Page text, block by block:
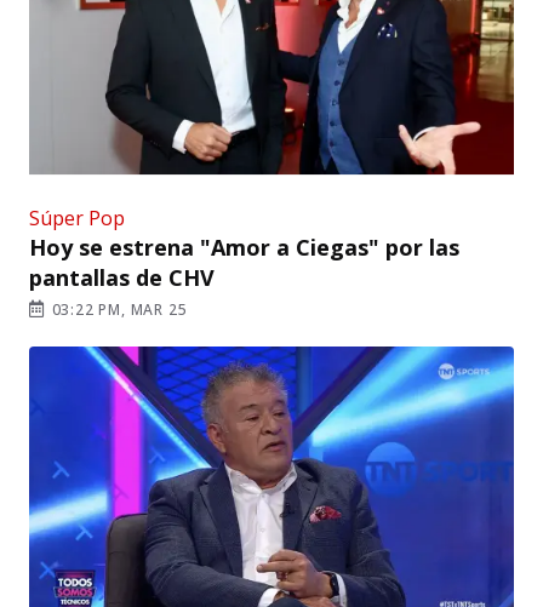
Súper Pop
Hoy se estrena "Amor a Ciegas" por las
pantallas de CHV
03:22 PM, MAR 25